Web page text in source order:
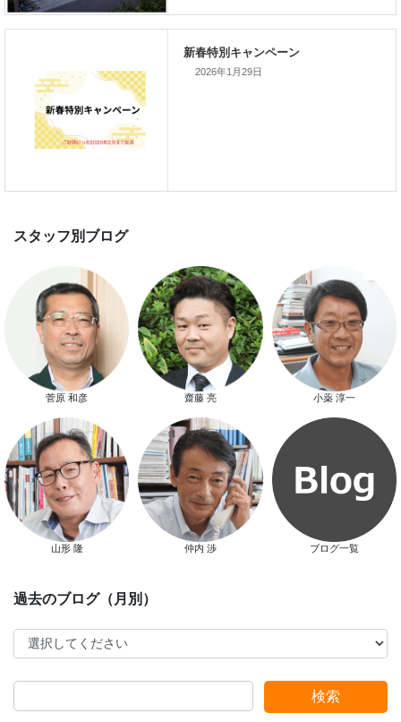
スマートハウス 完成見学会開催
新春特別キャンペーン
2026年1月29日
スタッフ別ブログ
菅原 和彦 齋藤 亮 小薬 淳一
山形 隆 仲内 渉 ブログ一覧
検索